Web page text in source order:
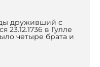
друживший с
в Гулле
четыре брата и